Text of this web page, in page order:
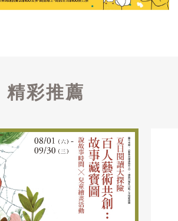
精彩推薦